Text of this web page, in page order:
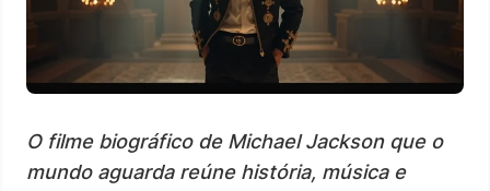
O filme biográfico de Michael Jackson que o
mundo aguarda reúne história, música e